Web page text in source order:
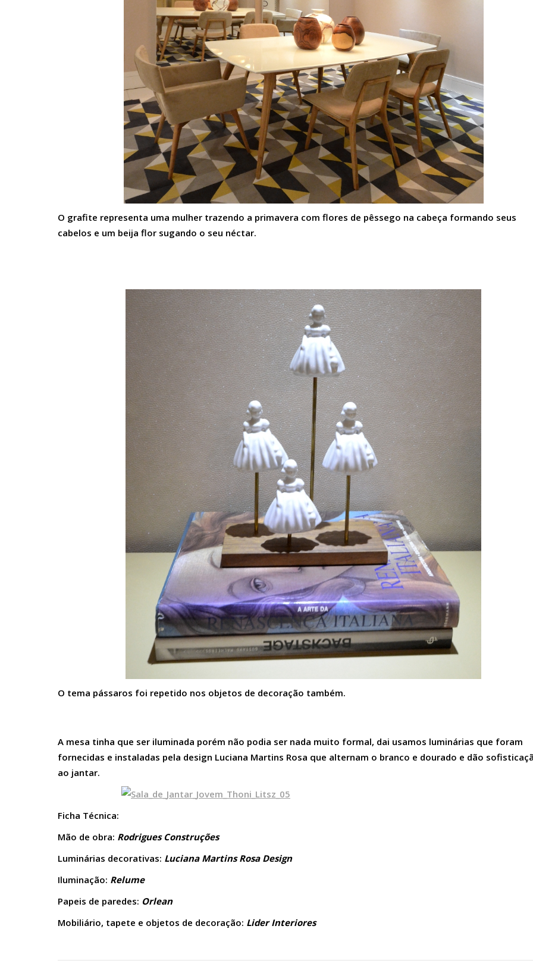
O grafite representa uma mulher trazendo a primavera com flores de pêssego na cabeça formando seus
cabelos e um beija flor sugando o seu néctar.
O tema pássaros foi repetido nos objetos de decoração também.
A mesa tinha que ser iluminada porém não podia ser nada muito formal, dai usamos luminárias que foram
fornecidas e instaladas pela design Luciana Martins Rosa que alternam o branco e dourado e dão
ao jantar.
Ficha Técnica:
Mão de obra: Rodrigues Construções
Luminárias decorativas: Luciana Martins Rosa Design
Iluminação: Relume
Papeis de paredes: Orlean
Mobiliário, tapete e objetos de decoração: Lider Interiores